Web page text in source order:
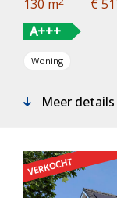
130 m €
A+++
Woning
Meer details
VERKOCHT